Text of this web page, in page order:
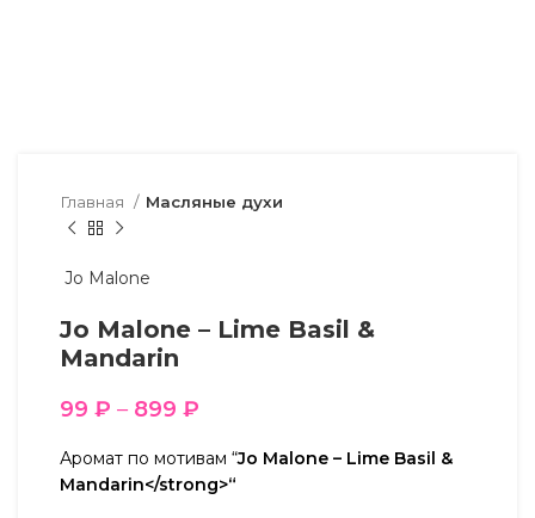
Главная Масляные духи
Jo Malone
Jo Malone – Lime Basil &
Mandarin
99 ₽ – 899 ₽
Аромат по мотивам “Jo Malone – Lime Basil &
Mandarin</strong>“